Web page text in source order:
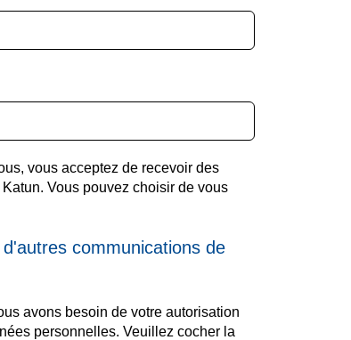
vous acceptez de recevoir des
Vous pouvez choisir de vous
communications de
avons besoin de votre autorisation
personnelles. Veuillez cocher la